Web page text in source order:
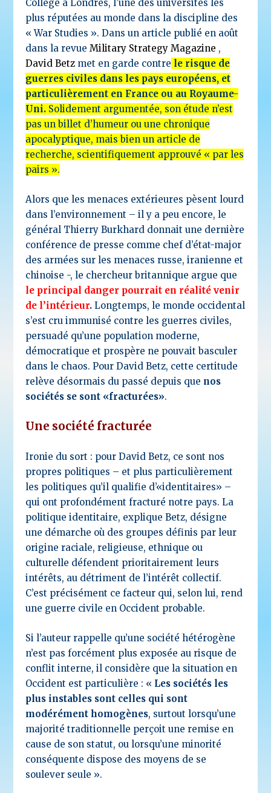
College à Londres, l’une des universités les
plus réputées au monde dans la discipline des
« War Studies ». Dans un article publié en août
dans la revueMilitary Strategy Magazine ,
David Betz met en garde contre le risque de
guerres civiles dans les pays européens, et
particulièrement en France ou au Royaume-
Uni. Solidement argumentée, son étude n’est
pas un billet d’humeur ou une chronique
apocalyptique, mais bien un article de
recherche, scientifiquement approuvé « par les
pairs ».
Alors que les menaces extérieures pèsent lourd
dans l’environnement – il y a peu encore, le
général Thierry Burkhard donnait une dernière
conférence de presse comme chef d’état-major
des armées sur les menaces russe, iranienne et
chinoise -, le chercheur britannique argue que
le principal danger pourrait en réalité venir
de l’intérieur. Longtemps, le monde occidental
s’est cru immunisé contre les guerres civiles,
persuadé qu’une population moderne,
démocratique et prospère ne pouvait basculer
dans le chaos. Pour David Betz, cette certitude
relève désormais du passé depuis que nos
sociétés se sont «fracturées».
Une société fracturée
Ironie du sort : pour David Betz, ce sont nos
propres politiques – et plus particulièrement
les politiques qu’il qualifie d’«identitaires» –
qui ont profondément fracturé notre pays. La
politique identitaire, explique Betz, désigne
une démarche où des groupes définis par leur
origine raciale, religieuse, ethnique ou
culturelle défendent prioritairement leurs
intérêts, au détriment de l’intérêt collectif.
C’est précisément ce facteur qui, selon lui, rend
une guerre civile en Occident probable.
Si l’auteur rappelle qu’une société hétérogène
n’est pas forcément plus exposée au risque de
conflit interne, il considère que la situation en
Occident est particulière : « Les sociétés les
plus instables sont celles qui sont
modérément homogènes, surtout lorsqu’une
majorité traditionnelle perçoit une remise en
cause de son statut, ou lorsqu’une minorité
conséquente dispose des moyens de se
soulever seule ».